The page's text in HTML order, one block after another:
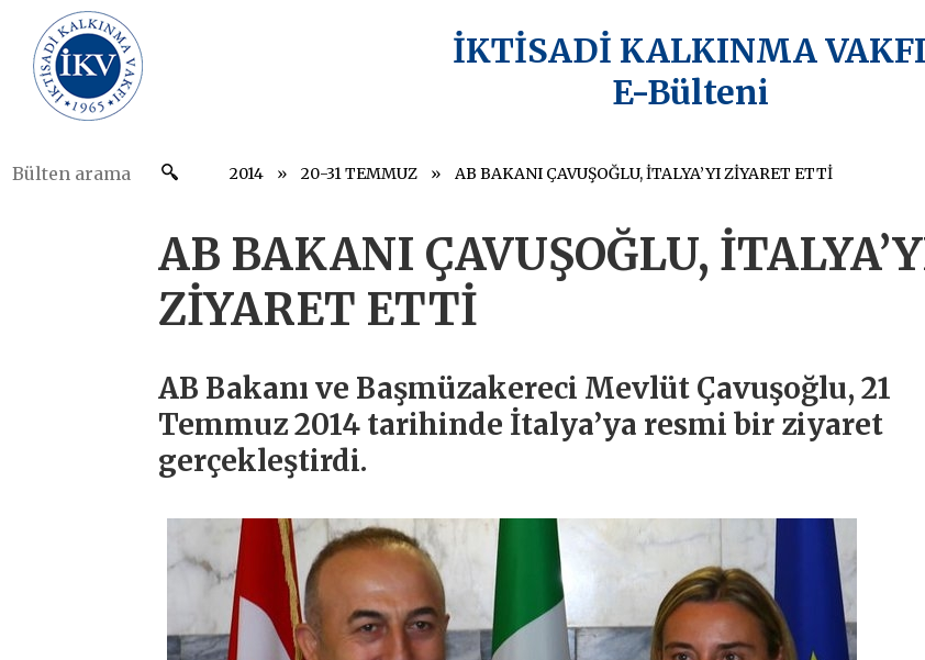
İKTİSADİ KALKINMA VAKFI
E-Bülteni
2014 20-31 TEMMUZ AB BAKANI ÇAVUŞOĞLU, İTALYA’YI ZİYARET ETTİ
AB BAKANI ÇAVUŞOĞLU,
ZİYARET ETTİ
AB Bakanı ve Başmüzakereci Mevlüt Çavuşoğlu, 21
Temmuz 2014 tarihinde İtalya’ya resmi bir ziyaret
gerçekleştirdi.